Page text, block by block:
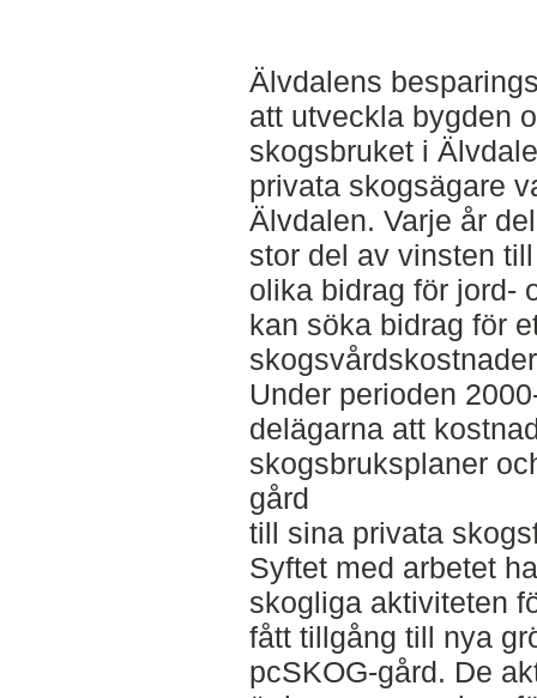
Älvdalens
att utveckla bygden
skogsbruket i
privata skogsägare
Älvdalen. Varje år
stor del av vinsten
olika bidrag för jord-
kan söka bidrag för
Under perioden
delägarna att
skogsbruksplaner
gård
till sina privata
Syftet med arbetet
skogliga aktiviteten
fått tillgång till nya
pcSKOG-gård. De